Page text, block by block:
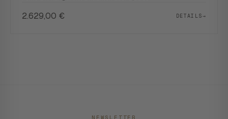
2.629,00 € DETAILS→
NEWSLETTER